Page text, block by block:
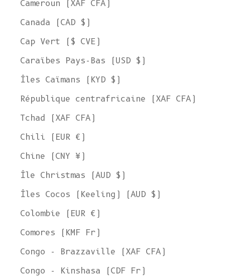
Cameroun (XAF CFA)
Canada (CAD $)
Cap Vert ($ CVE)
Caraïbes Pays-Bas (USD $)
Îles Caïmans (KYD $)
République centrafricaine (XAF CFA)
Tchad (XAF CFA)
Chili (EUR €)
Chine (CNY ¥)
Île Christmas (AUD $)
Îles Cocos (Keeling) (AUD $)
Colombie (EUR €)
Comores (KMF Fr)
Congo - Brazzaville (XAF CFA)
Congo - Kinshasa (CDF Fr)